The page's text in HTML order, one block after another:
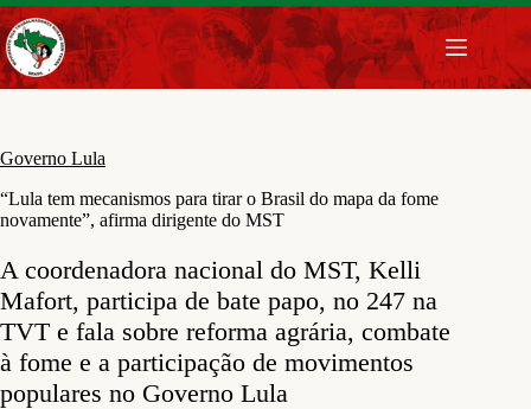
Pular
para
o
conteúdo
Governo Lula
“Lula tem mecanismos para tirar o Brasil do mapa da fome
novamente”, afirma dirigente do MST
A coordenadora nacional do MST, Kelli
Mafort, participa de bate papo, no 247 na
TVT e fala sobre reforma agrária, combate
à fome e a participação de movimentos
populares no Governo Lula